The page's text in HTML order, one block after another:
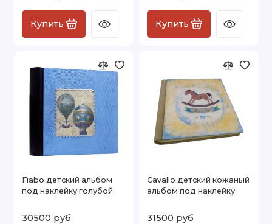
Купить Купить
Fiabo детский альбом
под наклейку голубой
30500 руб
Cavallo детский кожаный
альбом под наклейку
31500 руб